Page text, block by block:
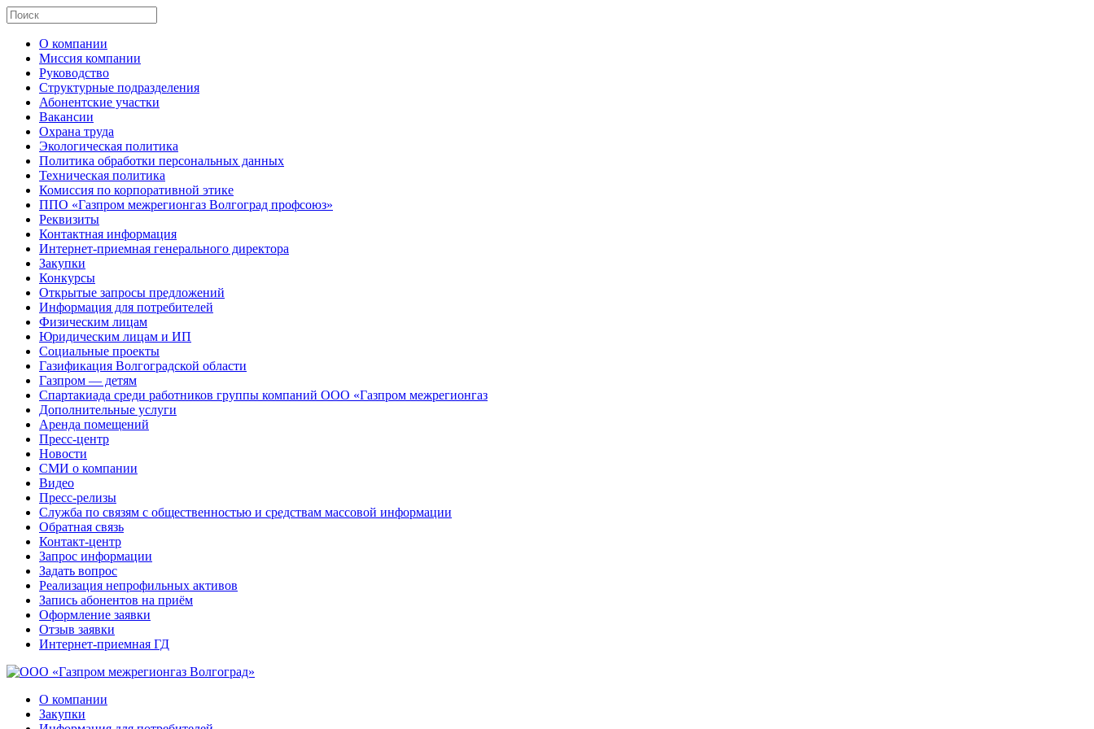
О компании
Миссия компании
Руководство
Структурные подразделения
Абонентские участки
Вакансии
Охрана труда
Экологическая политика
Политика обработки персональных данных
Техническая политика
Комиссия по корпоративной этике
ППО «Газпром межрегионгаз Волгоград профсоюз»
Реквизиты
Контактная информация
Интернет-приемная генерального директора
Закупки
Конкурсы
Открытые запросы предложений
Информация для потребителей
Физическим лицам
Юридическим лицам и ИП
Социальные проекты
Газификация Волгоградской области
Газпром — детям
Спартакиада среди работников группы компаний ООО «Газпром межрегионгаз
Дополнительные услуги
Аренда помещений
Пресс-центр
Новости
СМИ о компании
Видео
Пресс-релизы
Служба по связям с общественностью и средствам массовой информации
Обратная связь
Контакт-центр
Запрос информации
Задать вопрос
Реализация непрофильных активов
Запись абонентов на приём
Оформление заявки
Отзыв заявки
Интернет-приемная ГД
О компании
Закупки